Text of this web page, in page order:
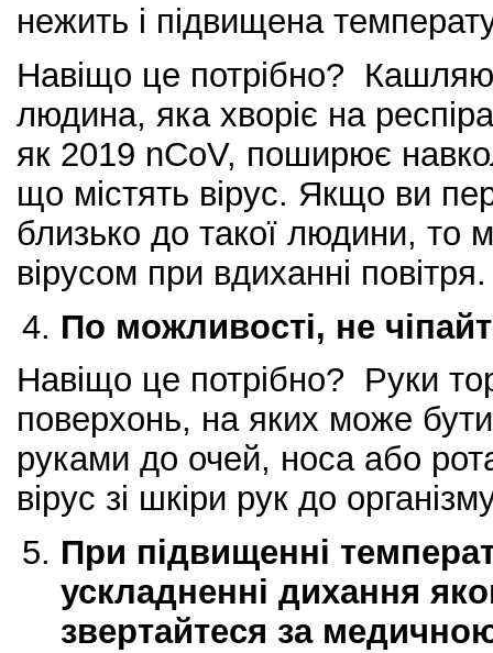
нежить і підвищена
Навіщо це потрібно?
людина, яка хворіє на
як 2019 nCoV, поширює
що містять вірус. Якщо ви
близько до такої людини, то
вірусом при вдиханні повітря.
По можливості, не
Навіщо це потрібно? Руки
поверхонь, на яких може
руками до очей, носа або
вірус зі шкіри рук до
При підвищенні
ускладненні дихання
звертайтеся за